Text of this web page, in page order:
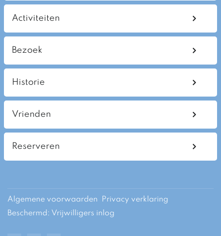
Activiteiten
Bezoek
Historie
Vrienden
Reserveren
Algemene voorwaarden
Privacy verklaring
Beschermd: Vrijwilligers inlog